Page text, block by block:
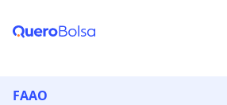
FAAO